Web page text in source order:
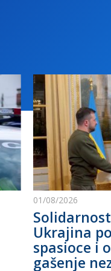
01/08/2026
Ukrajina
spasioce i
gašenje